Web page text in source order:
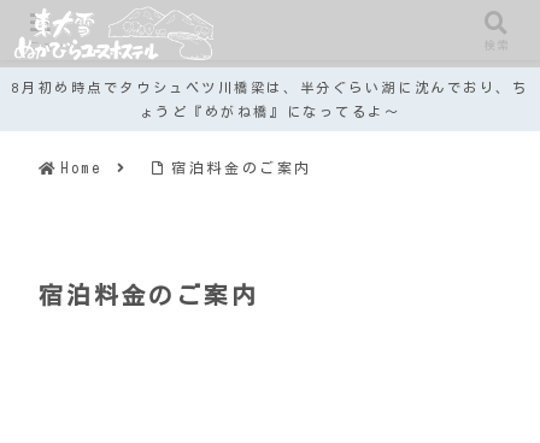
8月初め時点でタウシュベツ川橋梁は、半分ぐらい湖に沈んでおり、ち
ょうど『めがね橋』になってるよ～
Home 宿泊料金のご案内
宿泊料金のご案内
メニュー 検索